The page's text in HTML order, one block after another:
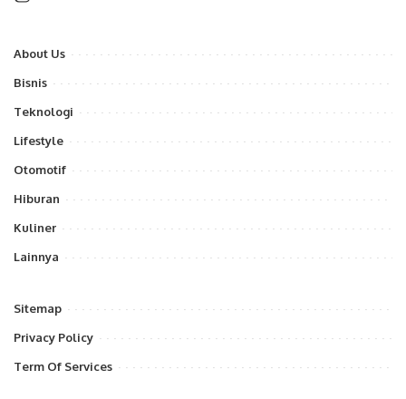
About Us
Bisnis
Teknologi
Lifestyle
Otomotif
Hiburan
Kuliner
Lainnya
Sitemap
Privacy Policy
Term Of Services